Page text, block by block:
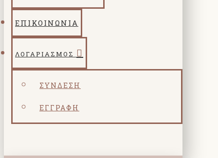
ΕΠΙΚΟΙΝΩΝΙΑ
ΛΟΓΑΡΙΑΣΜΌΣ
ΣΎΝΔΕΣΗ
ΕΓΓΡΑΦΉ